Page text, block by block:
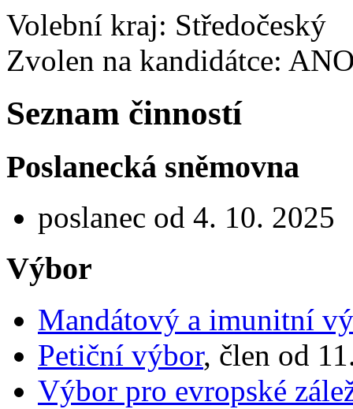
Volební kraj: Středočeský
Zvolen na kandidátce:
Seznam činností
Poslanecká sněmovna
poslanec od 4. 10. 2025
Výbor
Mandátový a imunitní
Petiční výbor, člen od
Výbor pro evropské